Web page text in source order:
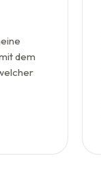
dem